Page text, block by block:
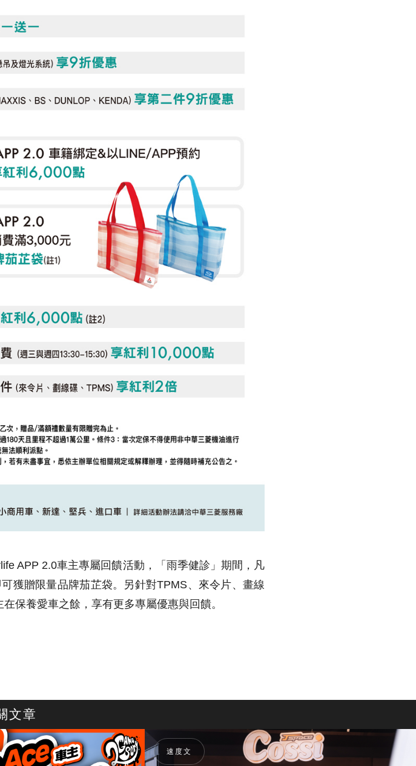
APP 2.0車主專屬回饋活動，「雨季健診」期間，凡
獲贈限量品牌茄芷袋。另針對TPMS、來令片、畫線
保養愛車之餘，享有更多專屬優惠與回饋。
文章
速度文